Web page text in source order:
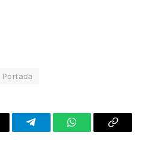
Portada
TelegramWhatsAppCopy